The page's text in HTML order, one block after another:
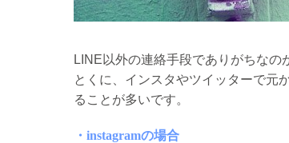
LINE以外の連絡手段でありがちなの
とくに、インスタやツイッターで元
ることが多いです。
・instagramの場合